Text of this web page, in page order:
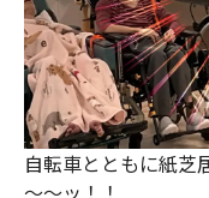
自転車とともに紙芝
～～ッ！！